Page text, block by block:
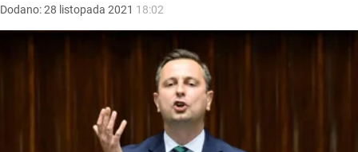
Dodano:28 listopada 2021 18:02